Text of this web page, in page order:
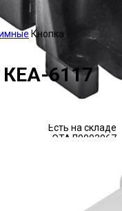
Кнопка
КЕА-6117
Есть на складе
ЭТАЛ0003067